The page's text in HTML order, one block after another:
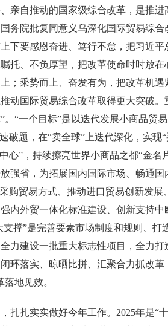
亲自推动的国家级综合改革，是推进
务院批复同意义乌深化国际贸易综合
下要感恩奋进、笃行不怠，把习近平
托、不负厚望，把改革使命时时放在
；乘势而上、奋发有为，把改革机遇
动国际贸易综合改革取得更大突破。
“一个目标”是以迭代发展小商品贸易
破题，在“卖全球”上迭代深化，实现
心”，持续擦亮世界小商品之都“金名
强省，为拓展国内国际市场、畅通国
购贸易方式、推动进口贸易创新发展
内外贸一体化标准建设、创新支持中
撑”是完善要素市场制度和规则、打
力建设一批重大标志性项目，全力打
环落实、晾晒比拼、汇聚合力抓改革
地见效。
扎实实做好今年工作。2025年是“